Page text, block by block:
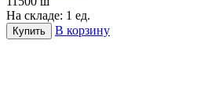
На складе: 1 ед.
Купить В корзину